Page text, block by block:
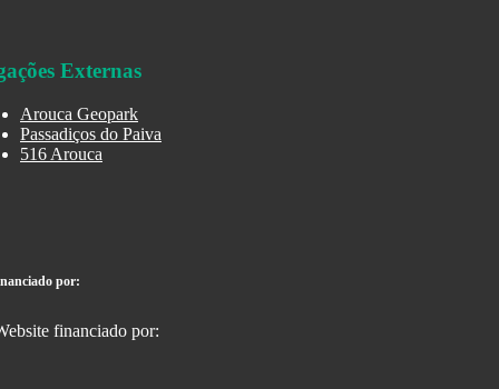
Externas
Arouca Geopark
Passadiços do Paiva
516 Arouca
por: